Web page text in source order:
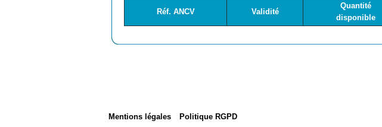
Réf. ANCV Validité
Quantité
disponible
Mentions légales Politique RGPD